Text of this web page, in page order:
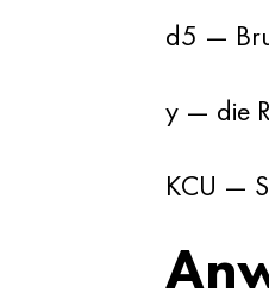
d5 —
y — die
KCU —